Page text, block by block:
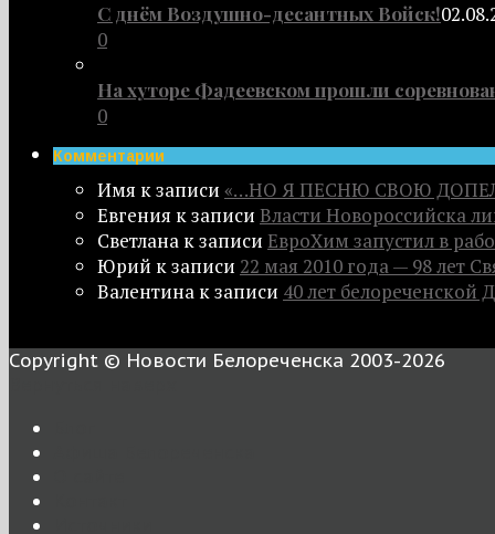
С днём Воздушно-десантных Войск!
0
На хуторе Фадеевском прошли
0
Комментарии
Имя к записи «…НО Я ПЕСНЮ СВОЮ
Евгения к записи Власти Новороссийска
Светлана к записи ЕвроХим запустил в
Юрий к записи 22 мая 2010 года — 98 лет
Валентина к записи 40 лет белореченской
Copyright © Новости Белореченска 2003-2026